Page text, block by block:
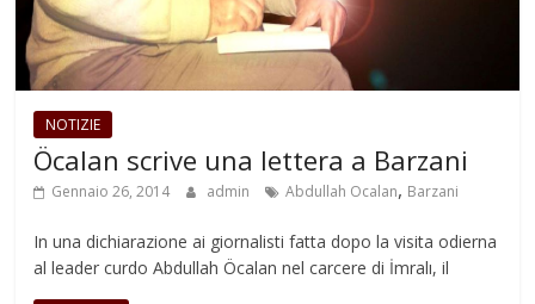
NOTIZIE
Öcalan scrive una lettera a Barzani
Gennaio 26, 2014 admin Abdullah Ocalan, Barzani
In una dichiarazione ai giornalisti fatta dopo la visita odierna
al leader curdo Abdullah Öcalan nel carcere di İmralı, il